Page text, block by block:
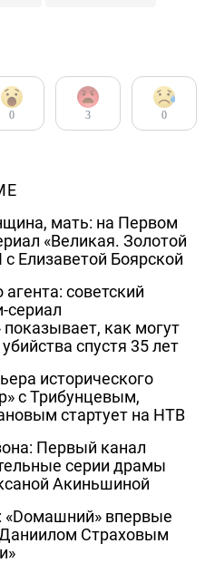
0 3 0
мать: на Первом
«Великая. Золотой
с Елизаветой Боярской
советский
сериал
показывает, как могут
спустя 35 лет
исторического
с Трибунцевым,
стартует на НТВ
Первый канал
серии драмы
Акиньшиной
«Dомашний» впервые
Страховым